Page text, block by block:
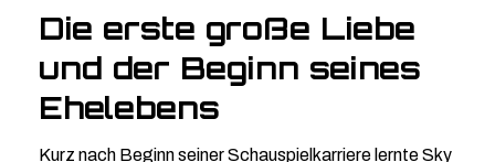
Die erste große Liebe
und der Beginn seines
Ehelebens
Kurz nach Beginn seiner Schauspielkarriere lernte Sky